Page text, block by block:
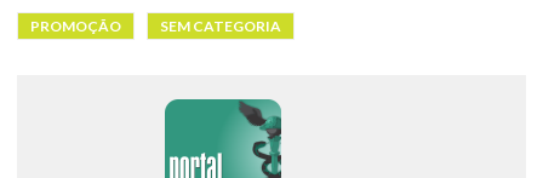
PROMOÇÃO SEM CATEGORIA